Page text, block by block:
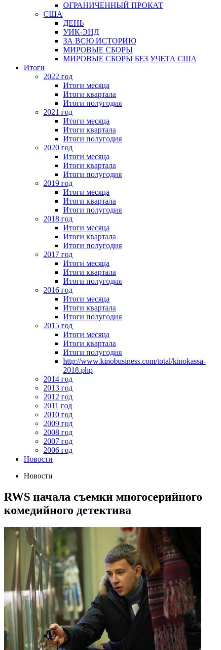
ОГРАНИЧЕННЫЙ ПРОКАТ
США
ДЕНЬ
УИК-ЭНД
ЗА ВСЮ ИСТОРИЮ
МИРОВЫЕ СБОРЫ
МИРОВЫЕ СБОРЫ БЕЗ УЧЕТА США
Итоги
2022 год
Итоги месяца
Итоги квартала
Итоги полугодия
2021 год
Итоги месяца
Итоги квартала
Итоги полугодия
2020 год
Итоги месяца
Итоги квартала
Итоги полугодия
2019 год
Итоги месяца
Итоги квартала
Итоги полугодия
2018 год
Итоги месяца
Итоги квартала
Итоги полугодия
2017 год
Итоги месяца
Итоги квартала
Итоги полугодия
2016 год
Итоги месяца
Итоги квартала
Итоги полугодия
2015 год
Итоги месяца
Итоги квартала
Итоги полугодия
http://www.kinobusiness.com/total/kinokassa-
2018.php
2014 год
2013 год
2012 год
2011 год
2010 год
2009 год
2008 год
2007 год
2006 год
Новости
Новости
RWS начала съемки многосерийного
комедийного детектива